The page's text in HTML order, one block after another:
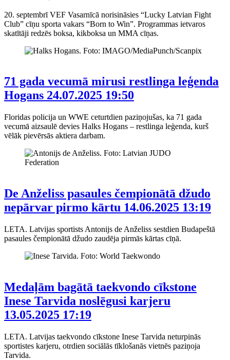
20. septembrī VEF Vasarnīcā norisināsies “Lucky Latvian Fight
Club” cīņu sporta vakars “Born to Win”. Programmas ietvaros
skatītāji redzēs boksa, kikboksa un MMA cīņas.
71 gada vecumā mirusi restlinga leģenda
Hogans 24.07.2025 19:50
Floridas policija un WWE ceturtdien paziņojušas, ka 71 gada
vecumā aizsaulē devies Halks Hogans – restlinga leģenda, kurš
vēlāk pievērsās aktiera darbam.
De Anželiss pasaules čempionātā džudo
nepārvar pirmo kārtu 14.06.2025 13:19
LETA. Latvijas sportists Antonijs de Anželiss sestdien Budapeštā
pasaules čempionātā džudo zaudēja pirmās kārtas cīņā.
Medaļām bagātā taekvondo cīkstone
Inese Tarvida noslēgusi karjeru
13.05.2025 17:19
LETA. Latvijas taekvondo cīkstone Inese Tarvida neturpinās
sportistes karjeru, otrdien sociālās tīklošanās vietnēs paziņoja
Tarvida.